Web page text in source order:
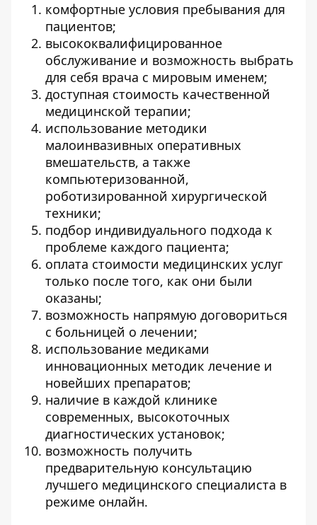
комфортные условия пребывания для
пациентов;
высококвалифицированное
обслуживание и возможность выбрать
для себя врача с мировым именем;
доступная стоимость качественной
медицинской терапии;
использование методики
малоинвазивных оперативных
вмешательств, а также
компьютеризованной,
роботизированной хирургической
техники;
подбор индивидуального подхода к
проблеме каждого пациента;
оплата стоимости медицинских услуг
только после того, как они были
оказаны;
возможность напрямую договориться
с больницей о лечении;
использование медиками
инновационных методик лечение и
новейших препаратов;
наличие в каждой клинике
современных, высокоточных
диагностических установок;
возможность получить
предварительную консультацию
лучшего медицинского специалиста в
режиме онлайн.